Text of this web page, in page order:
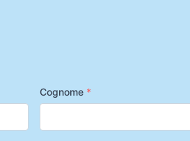
Cognome *